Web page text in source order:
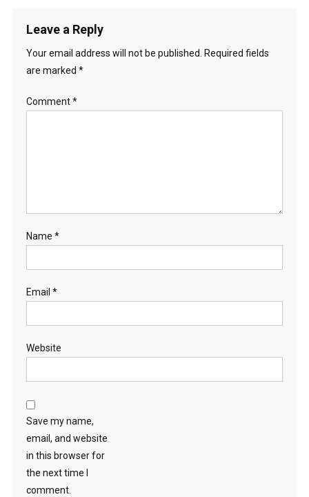
Leave a Reply
Your email address will not be published. Required fields
are marked *
Comment*
Name *
Email *
Website
Save my name,
email, and website
in this browser for
the next time I
comment.